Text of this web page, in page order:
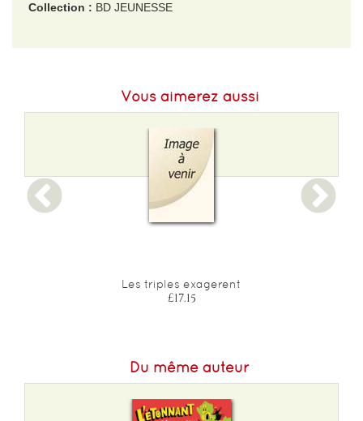
Collection : BD JEUNESSE
Vous aimerez aussi
Les triples exagerent
£17.15
Du même auteur